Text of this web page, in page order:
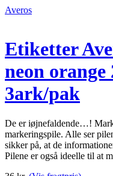
Averos
Etiketter
neon
3ark/pak
De er iøjnefaldende…!
markeringspile. Alle ser
sikker på, at de
Pilene er også ideelle til at